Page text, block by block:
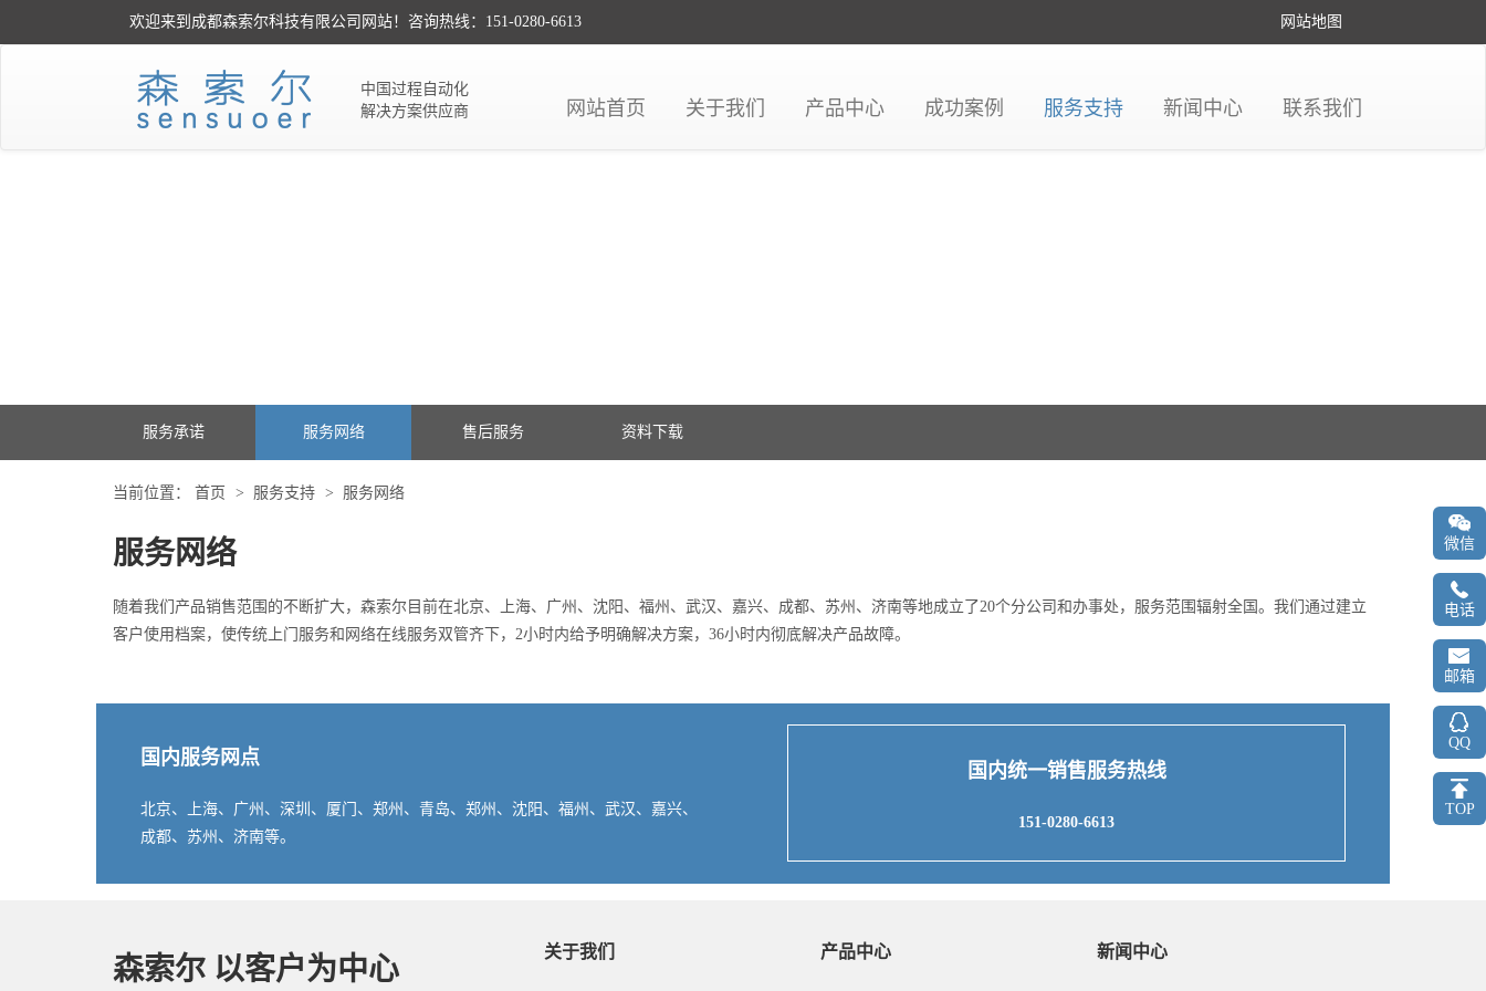
欢迎来到成都森索尔科技有限公司网站！咨询热线：151-0280-6613 网站地图
中国过程自动化
解决方案供应商
网站首页 关于我们 产品中心 成功案例 服务支持 新闻中心 联系我们
服务承诺 服务网络 售后服务 资料下载
当前位置： 首页 > 服务支持 > 服务网络
服务网络
随着我们产品销售范围的不断扩大，森索尔目前在北京、上海、广州、沈阳、福州、武汉、嘉兴、成都、苏州、济南等地成立了20个分公司和办事处，服务范围辐射全国。我们通过建立
客户使用档案，使传统上门服务和网络在线服务双管齐下，2小时内给予明确解决方案，36小时内彻底解决产品故障。
国内服务网点
北京、上海、广州、深圳、厦门、郑州、青岛、郑州、沈阳、福州、武汉、嘉兴、
成都、苏州、济南等。
国内统一销售服务热线
151-0280-6613
森索尔 以客户为中心
关于我们 产品中心 新闻中心
微信
电话
邮箱
QQ
TOP